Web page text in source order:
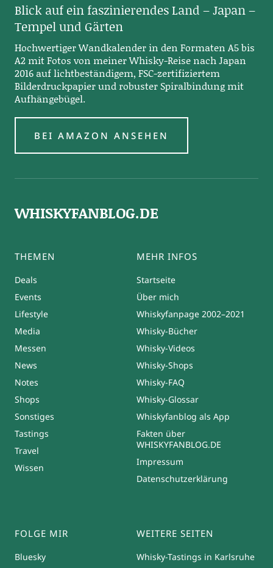
Blick auf ein faszinierendes Land – Japan –
Tempel und Gärten
Hochwertiger Wandkalender in den Formaten A5 bis
A2 mit Fotos von meiner Whisky-Reise nach Japan
2016 auf lichtbeständigem, FSC-zertifiziertem
Bilderdruckpapier und robuster Spiralbindung mit
Aufhängebügel.
BEI AMAZON ANSEHEN
WHISKYFANBLOG.DE
THEMEN
Deals
Events
Lifestyle
Media
Messen
News
Notes
Shops
Sonstiges
Tastings
Travel
Wissen
MEHR INFOS
Startseite
Über mich
Whiskyfanpage 2002–2021
Whisky-Bücher
Whisky-Videos
Whisky-Shops
Whisky-FAQ
Whisky-Glossar
Whiskyfanblog als App
Fakten über
WHISKYFANBLOG.DE
Impressum
Datenschutzerklärung
FOLGE MIR
Bluesky
WEITERE SEITEN
Whisky-Tastings in Karlsruhe